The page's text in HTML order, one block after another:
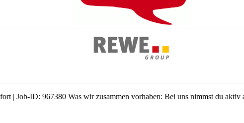
| Job-ID: 967380 Was wir zusammen vorhaben: Bei uns nimmst du aktiv